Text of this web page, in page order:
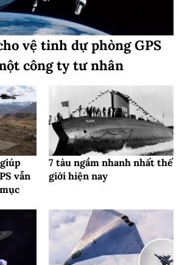
vệ tinh dự phòng GPS
công ty tư nhân
vẫn
7 tàu ngầm nhanh nhất thế
giới hiện nay